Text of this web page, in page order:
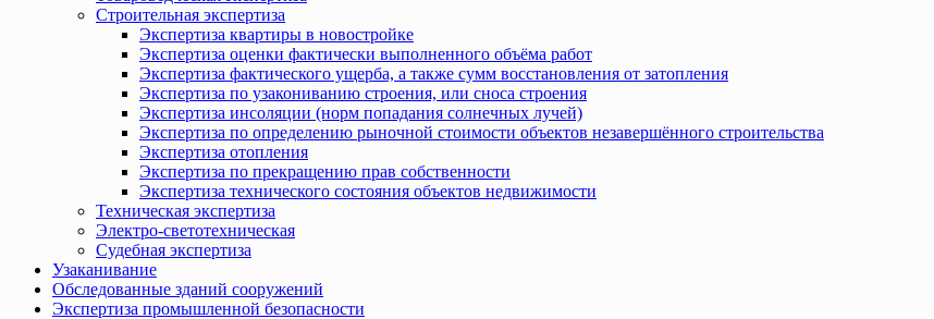
Строительная экспертиза
Экспертиза квартиры в новостройке
Экспертиза оценки фактически выполненного объёма работ
Экспертиза фактического ущерба, а также сумм восстановления от затопления
Экспертиза по узакониванию строения, или сноса строения
Экспертиза инсоляции (норм попадания солнечных лучей)
Экспертиза по определению рыночной стоимости объектов незавершённого строительства
Экспертиза отопления
Экспертиза по прекращению прав собственности
Экспертиза технического состояния объектов недвижимости
Техническая экспертиза
Электро-светотехническая
Судебная экспертиза
Узаканивание
Обследованные зданий сооружений
Экспертиза промышленной безопасности